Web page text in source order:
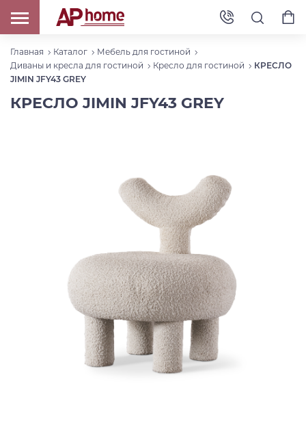
Главная Каталог
Мебель для гостиной
Диваны и кресла для гостиной
Кресло для гостиной
КРЕСЛО
JIMIN JFY43 GREY
КРЕСЛО JIMIN JFY43 GREY